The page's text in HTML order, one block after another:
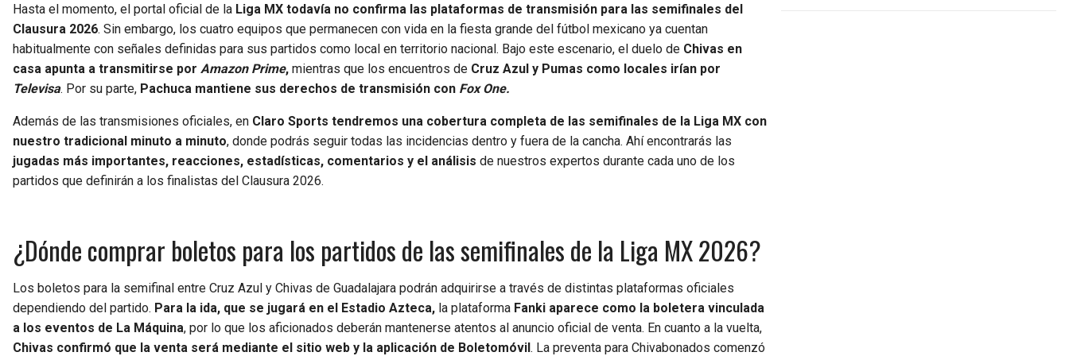
Hasta el momento, el portal oficial de la Liga MX todavía no confirma las plataformas de transmisión para las semifinales del
Clausura 2026. Sin embargo, los cuatro equipos que permanecen con vida en la fiesta grande del fútbol mexicano ya cuentan
habitualmente con señales definidas para sus partidos como local en territorio nacional. Bajo este escenario, el duelo de Chivas en
casa apunta a transmitirse por Amazon Prime, mientras que los encuentros de Cruz Azul y Pumas como locales irían por
Televisa. Por su parte, Pachuca mantiene sus derechos de transmisión con Fox One.
Además de las transmisiones oficiales, en Claro Sports tendremos una cobertura completa de las semifinales de la Liga MX con
nuestro tradicional minuto a minuto, donde podrás seguir todas las incidencias dentro y fuera de la cancha. Ahí encontrarás las
jugadas más importantes, reacciones, estadísticas, comentarios y el análisis de nuestros expertos durante cada uno de los
partidos que definirán a los finalistas del Clausura 2026.
¿Dónde comprar boletos para los partidos de las semifinales de la Liga MX 2026?
Los boletos para la semifinal entre Cruz Azul y Chivas de Guadalajara podrán adquirirse a través de distintas plataformas oficiales
dependiendo del partido. Para la ida, que se jugará en el Estadio Azteca, la plataforma Fanki aparece como la boletera vinculada
a los eventos de La Máquina, por lo que los aficionados deberán mantenerse atentos al anuncio oficial de venta. En cuanto a la vuelta,
Chivas confirmó que la venta será mediante el sitio web y la aplicación de Boletomóvil. La preventa para Chivabonados comenzó